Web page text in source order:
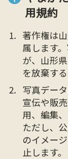
用規約
著作権は
属します
が、山形
を放棄す
写真デー
宣伝や販
用、編集
ただし、
のイメー
止します。